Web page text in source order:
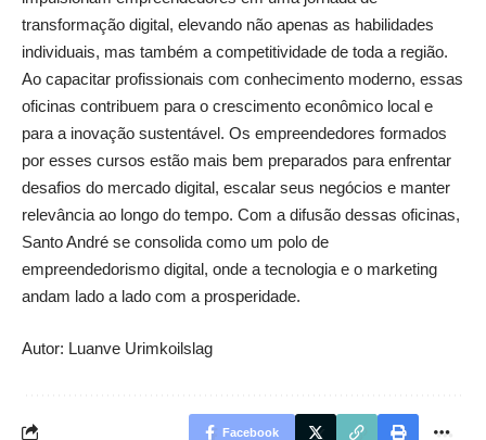
transformação digital, elevando não apenas as habilidades
individuais, mas também a competitividade de toda a região.
Ao capacitar profissionais com conhecimento moderno, essas
oficinas contribuem para o crescimento econômico local e
para a inovação sustentável. Os empreendedores formados
por esses cursos estão mais bem preparados para enfrentar
desafios do mercado digital, escalar seus negócios e manter
relevância ao longo do tempo. Com a difusão dessas oficinas,
Santo André se consolida como um polo de
empreendedorismo digital, onde a tecnologia e o marketing
andam lado a lado com a prosperidade.
Autor: Luanve Urimkoilslag
Facebook